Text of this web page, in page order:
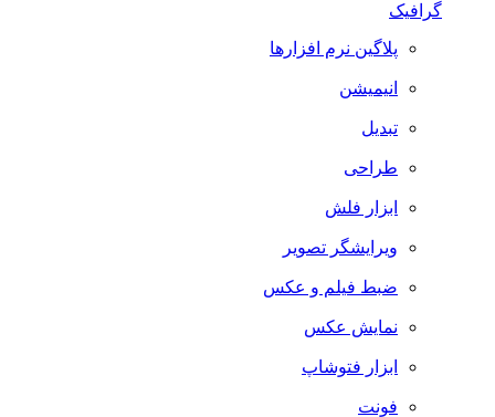
گرافیک
پلاگین نرم افزارها
انیمیشن
تبدیل
طراحی
ابزار فلش
ویرایشگر تصویر
ضبط فيلم و عكس
نمایش عکس
ابزار فتوشاپ
فونت